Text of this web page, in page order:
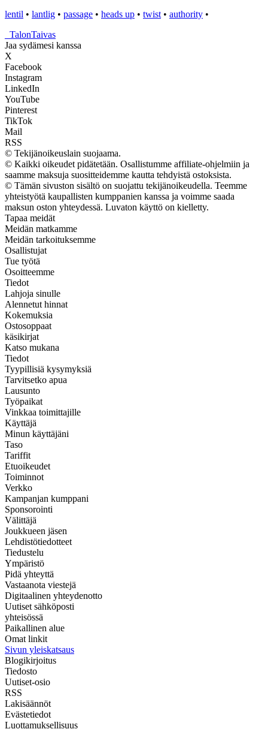
lentil • lantlig • passage • heads up • twist • authority •
TalonTaivas
Jaa sydämesi kanssa
X
Facebook
Instagram
LinkedIn
YouTube
Pinterest
TikTok
Mail
RSS
© Tekijänoikeuslain suojaama.
© Kaikki oikeudet pidätetään. Osallistumme affiliate-ohjelmiin ja
saamme maksuja suositteidemme kautta tehdyistä ostoksista.
© Tämän sivuston sisältö on suojattu tekijänoikeudella. Teemme
yhteistyötä kaupallisten kumppanien kanssa ja voimme saada
maksun oston yhteydessä. Luvaton käyttö on kielletty.
Tapaa meidät
Meidän matkamme
Meidän tarkoituksemme
Osallistujat
Tue työtä
Osoitteemme
Tiedot
Lahjoja sinulle
Alennetut hinnat
Kokemuksia
Ostosoppaat
käsikirjat
Katso mukana
Tiedot
Tyypillisiä kysymyksiä
Tarvitsetko apua
Lausunto
Työpaikat
Vinkkaa toimittajille
Käyttäjä
Minun käyttäjäni
Taso
Tariffit
Etuoikeudet
Toiminnot
Verkko
Kampanjan kumppani
Sponsorointi
Välittäjä
Joukkueen jäsen
Lehdistötiedotteet
Tiedustelu
Ympäristö
Pidä yhteyttä
Vastaanota viestejä
Digitaalinen yhteydenotto
Uutiset sähköposti
yhteisössä
Paikallinen alue
Omat linkit
Sivun yleiskatsaus
Blogikirjoitus
Tiedosto
Uutiset-osio
RSS
Lakisäännöt
Evästetiedot
Luottamuksellisuus